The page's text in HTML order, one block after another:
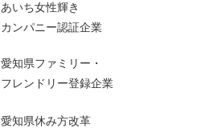
あいち女性輝き
カンパニー認証企業
愛知県ファミリー・
フレンドリー登録企業
愛知県休み方改革